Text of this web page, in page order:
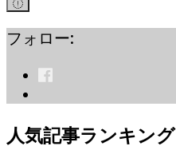
フォロー:
人気記事ランキング